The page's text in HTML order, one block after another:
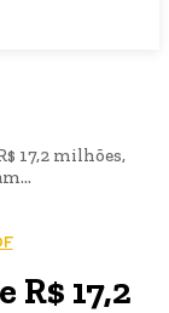
17,2 milhões,
17,2